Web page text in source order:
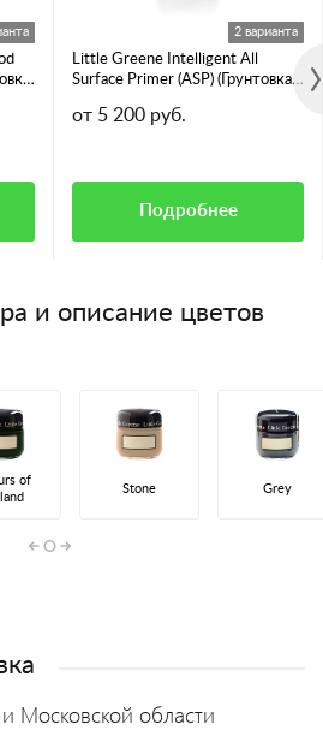
2 варианта
Little Greene Intelligent All
Surface Primer (ASP) (Грунтовка
от 5 200 руб.
Подробнее
и описание цветов
of
Stone Grey
Московской области